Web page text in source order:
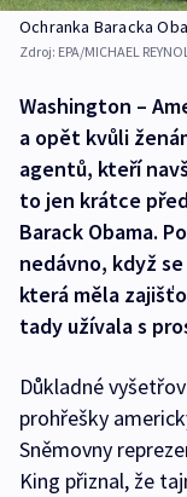
Ochranka Baracka
Zdroj: EPA/MICHAEL
Washington –
a opět kvůli
agentů, kteří
to jen krátce
Barack Obama.
nedávno, když
která měla
tady užívala s
Důkladné
prohřešky
Sněmovny
King přiznal, že